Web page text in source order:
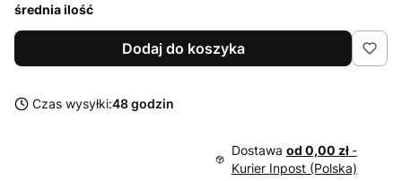
średnia ilość
Dodaj do koszyka
Czas wysyłki:48 godzin
Dostawa od 0,00 zł -
Kurier Inpost (Polska)